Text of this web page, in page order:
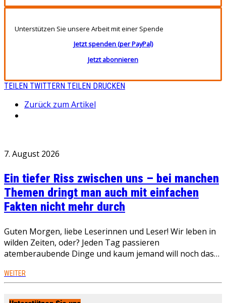
Unterstützen Sie unsere Arbeit mit einer Spende
Jetzt spenden (per PayPal)
Jetzt abonnieren
TEILEN TWITTERN TEILEN DRUCKEN
Zurück zum Artikel
7. August 2026
Ein tiefer Riss zwischen uns – bei manchen
Themen dringt man auch mit einfachen
Fakten nicht mehr durch
Guten Morgen, liebe Leserinnen und Leser! Wir leben in
wilden Zeiten, oder? Jeden Tag passieren
atemberaubende Dinge und kaum jemand will noch das…
WEITER